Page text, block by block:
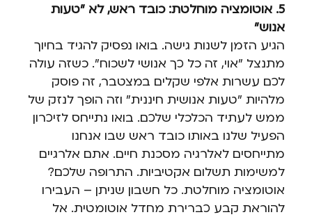
5. אוטומציה מוחלטת: כובד ראש, לא "טעות
אנוש"
הגיע הזמן לשנות גישה. בואו נפסיק להגיד בחיוך
מתנצל "אוי, זה כל כך אנושי לשכוח". כשזה עולה
לכם עשרות אלפי שקלים במצטבר, זה פוסק
מלהיות "טעות אנושית חיננית" וזה הופך לנזק של
ממש לעתיד הכלכלי שלכם. בואו נתייחס לזיכרון
הפעיל שלנו באותו כובד ראש שבו אנחנו
מתייחסים לאלרגיה מסכנת חיים. אתם אלרגיים
למשימות תשלום אקטיביות. התרופה שלכם?
אוטומציה מוחלטת. כל חשבון שניתן – העבירו
להוראת קבע כברירת מחדל אוטומטית. אל